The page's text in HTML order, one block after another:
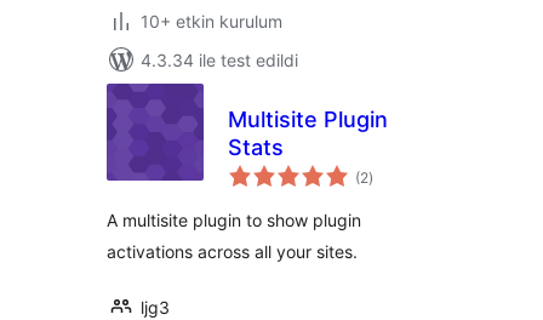
10+ etkin kurulum
4.3.34 ile test edildi
Multisite Plugin
Stats
(2toplam
puan
)
A multisite plugin to show plugin
activations across all your sites.
ljg3